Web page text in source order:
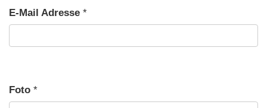
E-Mail Adresse *
Foto *